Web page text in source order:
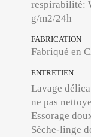
respirabilité:
g/m2/24h
FABRICATION
Fabriqué en
ENTRETIEN
Lavage
ne pas
Essorage
Sèche-linge